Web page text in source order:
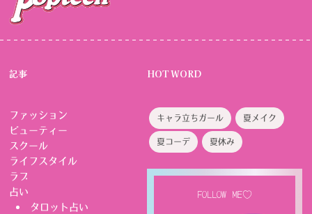
記事
ファッション
ビューティー
スクール
ライフスタイル
ラブ
占い
タロット占い
HOT WORD
キャラ立ちガール 夏メイク
夏コーデ 夏休み
FOLLOW ME♡